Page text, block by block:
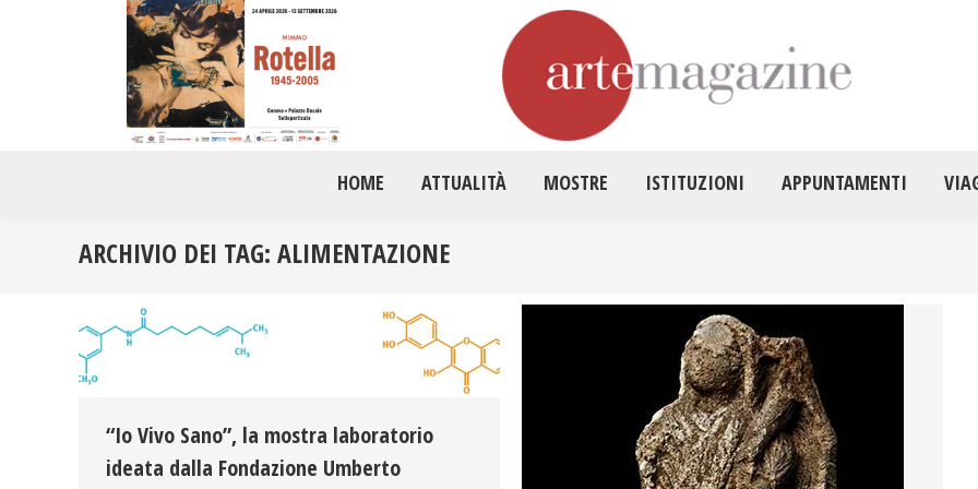
HOME ATTUALITÀ MOSTRE ISTITUZIONI APPUNTAMENTI
ARCHIVIO DEI TAG: ALIMENTAZIONE
“Io Vivo Sano”, la mostra laboratorio
ideata dalla Fondazione Umberto
HOME